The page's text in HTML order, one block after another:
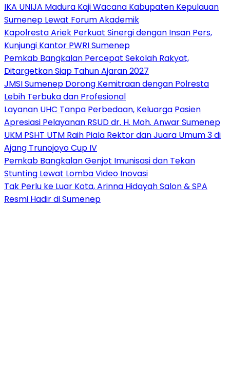
IKA UNIJA Madura Kaji Wacana Kabupaten Kepulauan
Sumenep Lewat Forum Akademik
Kapolresta Ariek Perkuat Sinergi dengan Insan Pers,
Kunjungi Kantor PWRI Sumenep
Pemkab Bangkalan Percepat Sekolah Rakyat,
Ditargetkan Siap Tahun Ajaran 2027
JMSI Sumenep Dorong Kemitraan dengan Polresta
Lebih Terbuka dan Profesional
Layanan UHC Tanpa Perbedaan, Keluarga Pasien
Apresiasi Pelayanan RSUD dr. H. Moh. Anwar Sumenep
UKM PSHT UTM Raih Piala Rektor dan Juara Umum 3 di
Ajang Trunojoyo Cup IV
Pemkab Bangkalan Genjot Imunisasi dan Tekan
Stunting Lewat Lomba Video Inovasi
Tak Perlu ke Luar Kota, Arinna Hidayah Salon & SPA
Resmi Hadir di Sumenep